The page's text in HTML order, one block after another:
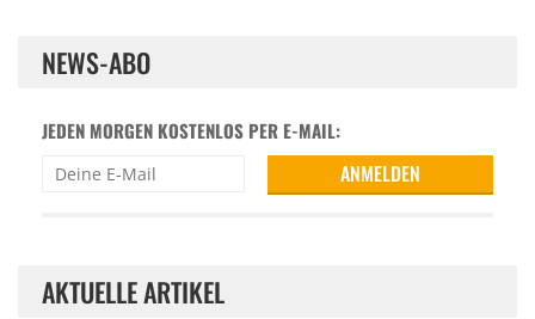
NEWS-ABO
JEDEN MORGEN KOSTENLOS PER E-MAIL:
AKTUELLE ARTIKEL